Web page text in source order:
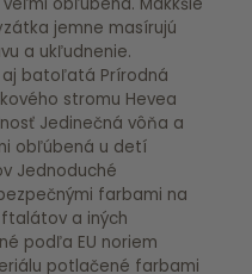
jemne masírujú
a ukľudnenie.
batoľatá Prírodná
stromu Hevea
Jedinečná vôňa a
obľúbená u detí
Jednoduché
farbami na
ftalátov a iných
podľa EU noriem
potlačené farbami